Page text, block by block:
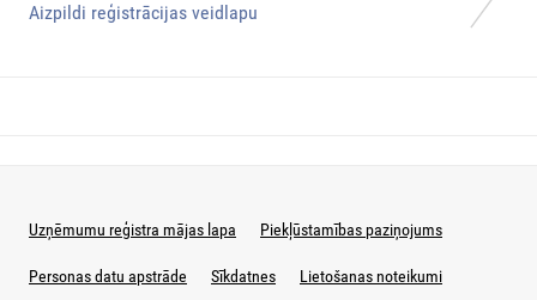
Aizpildi reģistrācijas veidlapu
Uzņēmumu reģistra mājas lapa Piekļūstamības paziņojums
Personas datu apstrāde Sīkdatnes Lietošanas noteikumi